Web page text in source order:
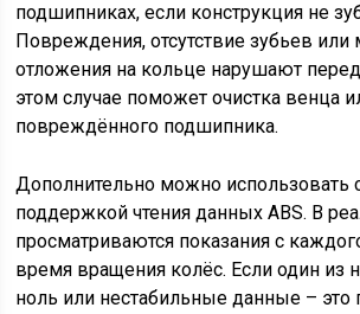
подшипниках, если конструкция не
Повреждения, отсутствие зубьев или
отложения на кольце нарушают
этом случае поможет очистка венца
повреждённого подшипника.
Дополнительно можно использовать
поддержкой чтения данных ABS. В
просматриваются показания с
время вращения колёс. Если один из
ноль или нестабильные данные –